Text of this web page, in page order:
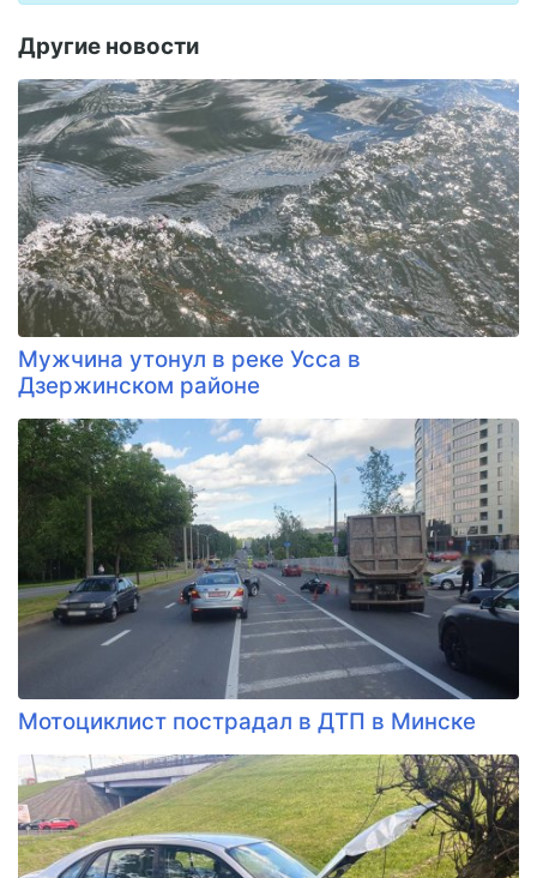
Другие новости
Мужчина утонул в реке Усса в
Дзержинском районе
Мотоциклист пострадал в ДТП в Минске